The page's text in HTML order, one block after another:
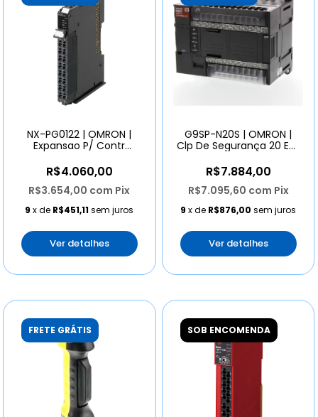
NX-PG0122 | OMRON |
Expansao P/ Contr
R$4.060,00
R$3.654,00 com Pix
9 x de R$451,11 sem juros
Ver detalhes
G9SP-N20S | OMRON |
Clp De Segurança 20 Ent
R$7.884,00
R$7.095,60 com Pix
9 x de R$876,00 sem juros
Ver detalhes
FRETE GRÁTIS SOB ENCOMENDA